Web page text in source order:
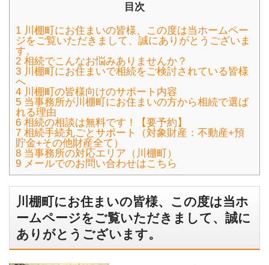
目次
1川棚町にお住まいの皆様、この度は当ホームペー
ジをご覧いただきまして、誠にありがとうございま
す。
2相続でこんなお悩みありませんか？
3川棚町にお住まいで相続をご検討されている皆様
へ
4川棚町の皆様向けのサポート内容
5当事務所が川棚町にお住まいの方から相続で選ば
れる理由
6相続の相談は無料です！【要予約】
7相続手続丸ごとサポート（対象財産：不動産+預
貯金+その他財産全て）
8当事務所の対応エリア（川棚町）
9メールでのお問い合わせはこちら
川棚町にお住まいの皆様、この度は当ホ
ームページをご覧いただきまして、誠に
ありがとうございます。